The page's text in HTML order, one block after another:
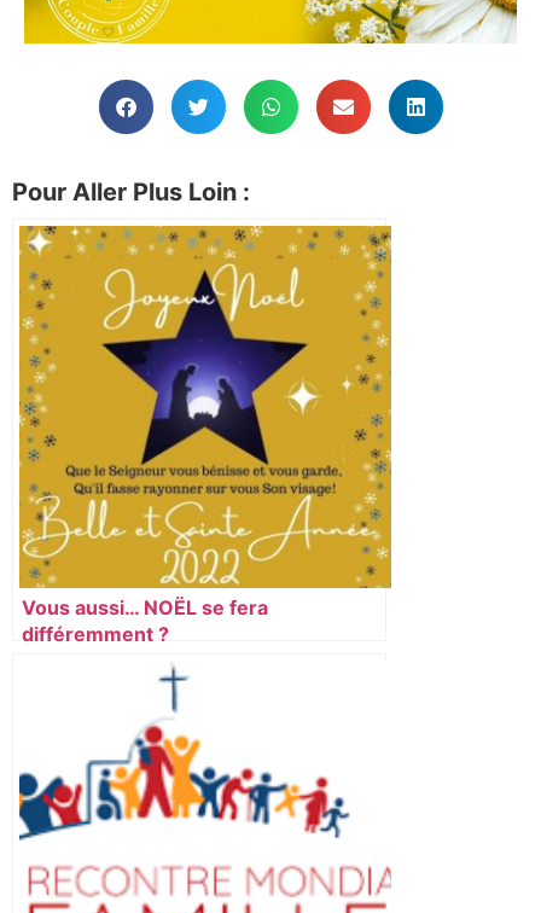
Pour Aller Plus Loin :
Vous aussi… NOËL se fera
différemment ?